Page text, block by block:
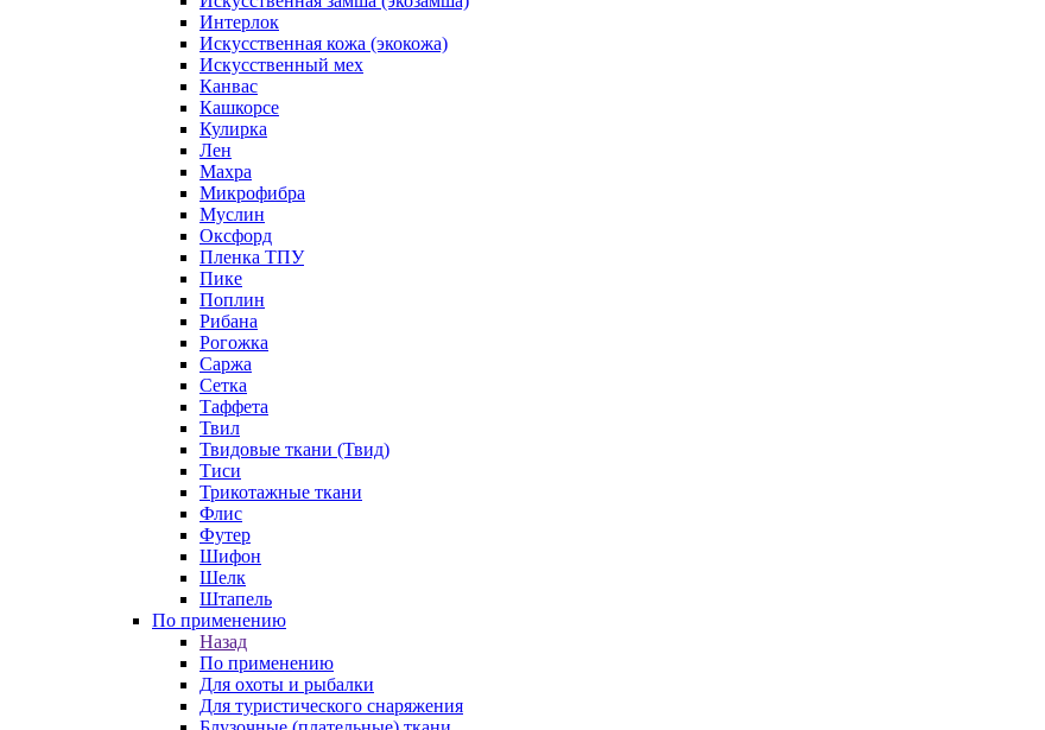
Интерлок
Искусственная кожа (экокожа)
Искусственный мех
Канвас
Кашкорсе
Кулирка
Лен
Махра
Микрофибра
Муслин
Оксфорд
Пленка ТПУ
Пике
Поплин
Рибана
Рогожка
Саржа
Сетка
Таффета
Твил
Твидовые ткани (Твид)
Тиси
Трикотажные ткани
Флис
Футер
Шифон
Шелк
Штапель
По применению
Назад
По применению
Для охоты и рыбалки
Для туристического снаряжения